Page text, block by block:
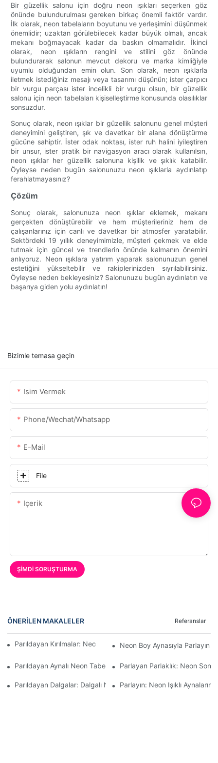
Bir güzellik salonu için doğru neon ışıkları seçerken göz
önünde bulundurulması gereken birkaç önemli faktör vardır.
İlk olarak, neon tabelaların boyutunu ve yerleşimini düşünmek
önemlidir; uzaktan görülebilecek kadar büyük olmalı, ancak
mekanı boğmayacak kadar da baskın olmamalıdır. İkinci
olarak, neon ışıkların rengini ve stilini göz önünde
bulundurarak salonun mevcut dekoru ve marka kimliğiyle
uyumlu olduğundan emin olun. Son olarak, neon ışıklarla
iletmek istediğiniz mesajı veya tasarımı düşünün; ister çarpıcı
bir vurgu parçası ister incelikli bir vurgu olsun, bir güzellik
salonu için neon tabelaları kişiselleştirme konusunda olasılıklar
sonsuzdur.
Sonuç olarak, neon ışıklar bir güzellik salonunu genel müşteri
deneyimini geliştiren, şık ve davetkar bir alana dönüştürme
gücüne sahiptir. İster odak noktası, ister ruh halini iyileştiren
bir unsur, ister pratik bir navigasyon aracı olarak kullanılsın,
neon ışıklar her güzellik salonuna kişilik ve şıklık katabilir.
Öyleyse neden bugün salonunuzu neon ışıklarla aydınlatıp
ferahlatmayasınız?
Çözüm
Sonuç olarak, salonunuza neon ışıklar eklemek, mekanı
gerçekten dönüştürebilir ve hem müşterileriniz hem de
çalışanlarınız için canlı ve davetkar bir atmosfer yaratabilir.
Sektördeki 19 yıllık deneyimimizle, müşteri çekmek ve elde
tutmak için güncel ve trendlerin önünde kalmanın önemini
anlıyoruz. Neon ışıklara yatırım yaparak salonunuzun genel
estetiğini yükseltebilir ve rakiplerinizden sıyrılabilirsiniz.
Öyleyse neden bekleyesiniz? Salonunuzu bugün aydınlatın ve
başarıya giden yolu aydınlatın!
Bizimle temasa geçin
Isim Vermek
Phone/Wechat/Whatsapp
E-Mail
File
Içerik
ŞIMDI SORUŞTURMA
ÖNERILEN MAKALELER Referanslar
Parıldayan Kırılmalar: Neon Dalgalı Aynaların Cazibesi
Neon Boy Aynasıyla Parlayın
Parıldayan Aynalı Neon Tabelaların CazibesiParlayan Parlaklık: Neon
Parıldayan Dalgalar: Dalgalı Neon Aynaların Cazibesi
Parlayın: Neon Işıklı Aynaların